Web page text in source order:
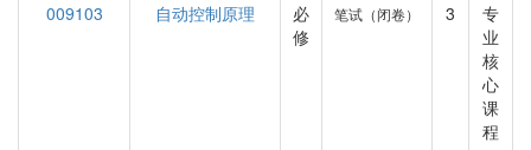
009103
自动控制原理
必
修
笔试（闭卷） 3
专
业
核
心
课
程